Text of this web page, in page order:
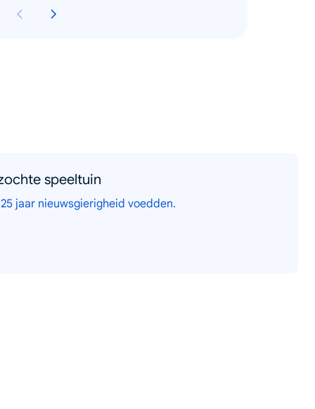
speeltuin
jaar nieuwsgierigheid voedden.